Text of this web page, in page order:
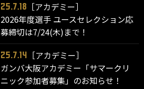
25.7.18
［アカデミー］
2026年度選手 ユースセレクション応
募締切は7/24(木)まで！
25.7.14
［アカデミー］
ガンバ大阪アカデミー「サマークリ
ニック参加者募集」のお知らせ！